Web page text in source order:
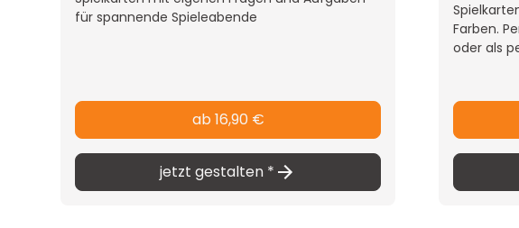
gefertigt und bietet die Möglichkeit,
vollständig nach Ihren Wünschen
zu werden. Diese Option ist preislich
rund 1.000 Stück empfehlenswert.
für spannende Spieleabende
ab 16,90 €
jetzt gestalten *
Farben.
oder als